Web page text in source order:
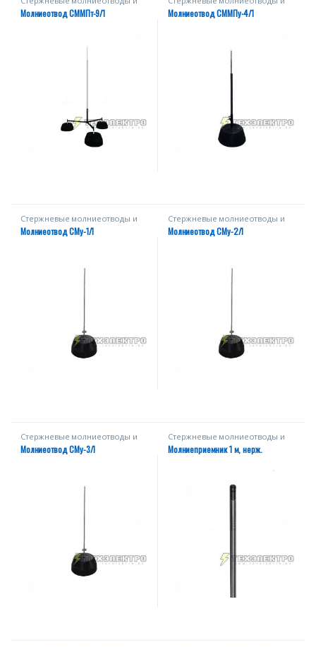
мачты
Молниеотвод СММПт-9/1 мачты
Молниеотвод СММПу-4/1
Стержневые молниеотводы и
мачты
Молниеотвод СМу-1/1
Стержневые молниеотводы и
мачты
Молниеотвод СМу-2/1
Стержневые молниеотводы и
мачты
Молниеотвод СМу-3/1
Стержневые молниеотводы и
мачты
Молниеприемник 1 м, нерж.